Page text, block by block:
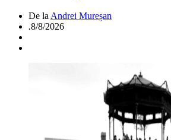
De la Andrei Mureșan
.8/8/2026